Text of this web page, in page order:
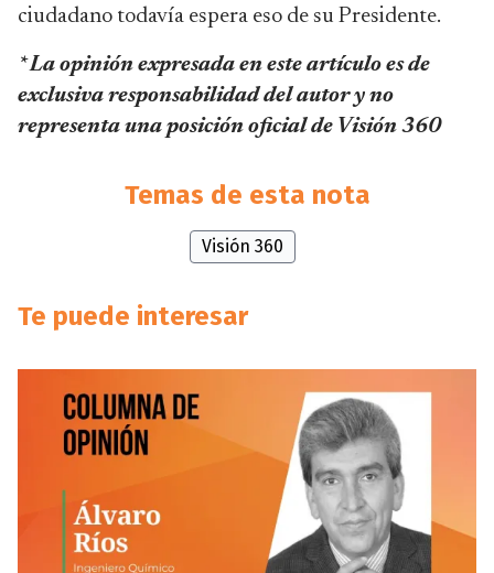
ciudadano todavía espera eso de su Presidente.
* La opinión expresada en este artículo es de
exclusiva responsabilidad del autor y no
representa una posición oficial de Visión 360
Temas de esta nota
Visión 360
Te puede interesar